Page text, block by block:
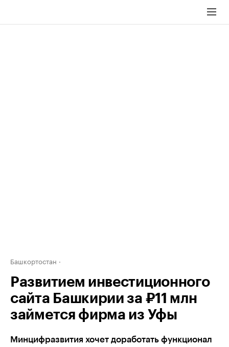
Башкортостан
Развитием инвестиционного
сайта Башкирии за ₽11 млн
займется фирма из Уфы
Минцифразвития хочет доработать функционал